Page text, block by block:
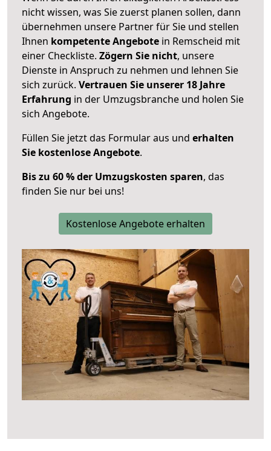
nicht wissen, was Sie zuerst planen sollen, dann
übernehmen unsere Partner für Sie und stellen
Ihnen kompetente Angebote in Remscheid mit
einer Checkliste. Zögern Sie nicht, unsere
Dienste in Anspruch zu nehmen und lehnen Sie
sich zurück. Vertrauen Sie unserer 18 Jahre
Erfahrung in der Umzugsbranche und holen Sie
sich Angebote.
Füllen Sie jetzt das Formular aus und erhalten
Sie kostenlose Angebote.
Bis zu 60 % der Umzugskosten sparen, das
finden Sie nur bei uns!
Kostenlose Angebote erhalten